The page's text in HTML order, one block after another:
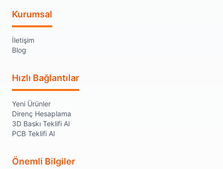
Kurumsal
İletişim
Blog
Hızlı Bağlantılar
Yeni Ürünler
Direnç Hesaplama
3D Baskı Teklifi Al
PCB Teklifi Al
Önemli Bilgiler